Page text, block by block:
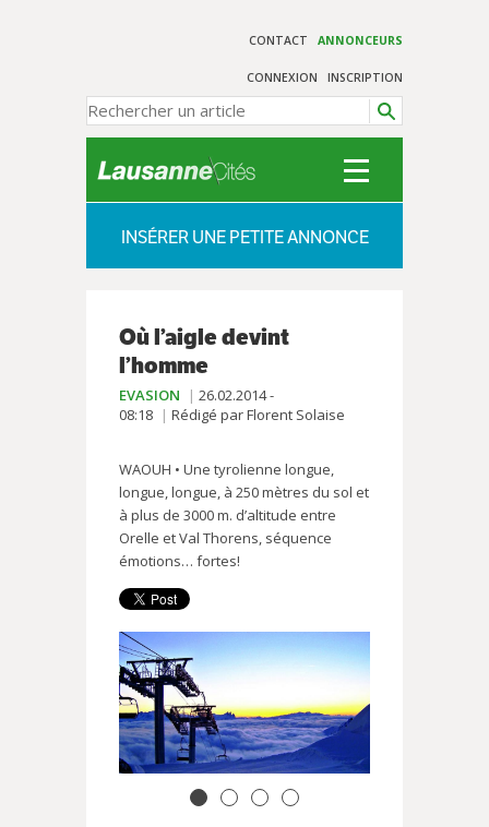
CONTACT ANNONCEURS
CONNEXION INSCRIPTION
INSÉRER UNE PETITE ANNONCE
Où l’aigle devint
l’homme
EVASION
26.02.2014 -
08:18
Rédigé par Florent Solaise
WAOUH • Une tyrolienne longue,
longue, longue, à 250 mètres du sol et
à plus de 3000 m. d’altitude entre
Orelle et Val Thorens, séquence
émotions… fortes!